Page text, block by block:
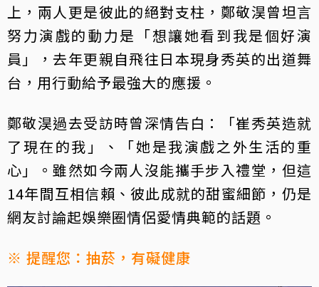
上，兩人更是彼此的絕對支柱，鄭敬淏曾坦言
努力演戲的動力是「想讓她看到我是個好演
員」，去年更親自飛往日本現身秀英的出道舞
台，用行動給予最強大的應援。
鄭敬淏過去受訪時曾深情告白：「崔秀英造就
了現在的我」、「她是我演戲之外生活的重
心」。雖然如今兩人沒能攜手步入禮堂，但這
14年間互相信賴、彼此成就的甜蜜細節，仍是
網友討論起娛樂圈情侶愛情典範的話題。
※ 提醒您：抽菸，有礙健康